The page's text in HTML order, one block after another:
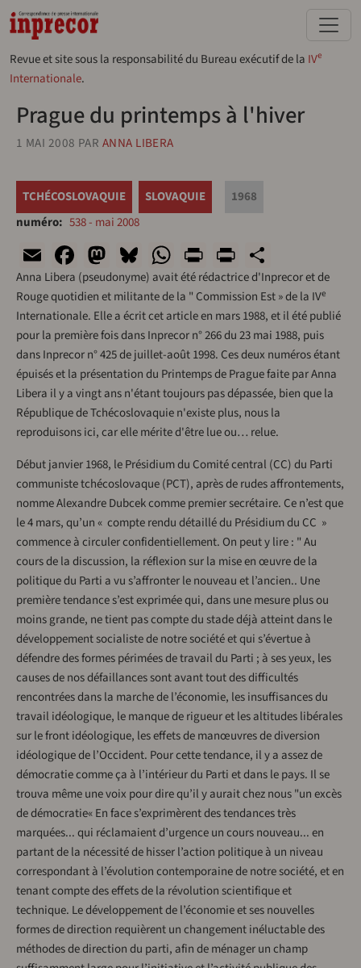
Aller au contenu principal
Revue et site sous la responsabilité du Bureau exécutif de la IVe
Internationale.
Prague du printemps à l'hiver
1 MAI 2008 PAR ANNA LIBERA
TCHÉCOSLOVAQUIE SLOVAQUIE
1968
numéro
538 - mai 2008
EmailFacebook
Mastodon
Bluesky
WhatsApp
Print
Anna Libera (pseudonyme) avait été rédactrice d'Inprecor et de
Rouge quotidien et militante de la " Commission Est » de la IVe
Internationale. Elle a écrit cet article en mars 1988, et il été publié
pour la première fois dans Inprecor n° 266 du 23 mai 1988, puis
dans Inprecor n° 425 de juillet-août 1998. Ces deux numéros étant
épuisés et la présentation du Printemps de Prague faite par Anna
Libera il y a vingt ans n'étant toujours pas dépassée, bien que la
République de Tchécoslovaquie n'existe plus, nous la
reproduisons ici, car elle mérite d'être lue ou… relue.
Début janvier 1968, le Présidium du Comité central (CC) du Parti
communiste tchécoslovaque (PCT), après de rudes affrontements,
nomme Alexandre Dubcek comme premier secrétaire. Ce n’est que
le 4 mars, qu’un « compte rendu détaillé du Présidium du CC »
commence à circuler confidentiellement. On peut y lire : " Au
cours de la discussion, la réflexion sur la mise en œuvre de la
politique du Parti a vu s’affronter le nouveau et l’ancien.. Une
première tendance s’est exprimée qui, dans une mesure plus ou
moins grande, ne tient pas compte du stade déjà atteint dans le
développement socialiste de notre société et qui s’évertue à
défendre des formes périmées de travail du Parti ; à ses yeux, les
causes de nos défaillances sont avant tout des difficultés
rencontrées dans la marche de l’économie, les insuffisances du
travail idéologique, le manque de rigueur et les altitudes libérales
sur le front idéologique, les effets de manœuvres de diversion
idéologique de l’Occident. Pour cette tendance, il y a assez de
démocratie comme ça à l’intérieur du Parti et dans le pays. Il se
trouva même une voix pour dire qu’il y aurait chez nous "un excès
de démocratie« En face s’exprimèrent des tendances très
marquées... qui réclamaient d’urgence un cours nouveau... en
partant de la nécessité de hisser l’action politique à un niveau
correspondant à l’évolution contemporaine de notre société, et en
tenant compte des effets de la révolution scientifique et
technique. Le développement de l’économie et ses nouvelles
formes de direction requièrent un changement inéluctable des
méthodes de direction du parti, afin de ménager un champ